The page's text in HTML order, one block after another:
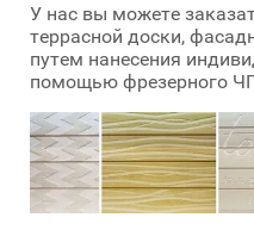
У нас вы можете
террасной доски,
путем нанесения
помощью фрезерного